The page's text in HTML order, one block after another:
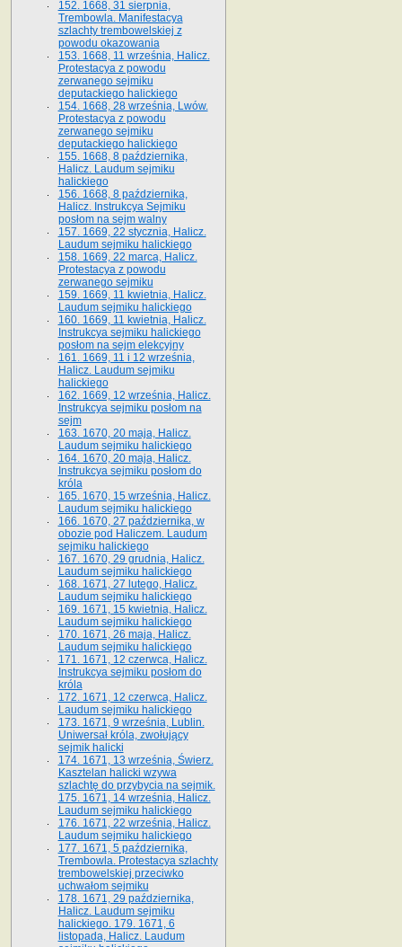
152. 1668, 31 sierpnia,
Trembowla. Manifestacya
szlachty trembowelskiej z
powodu okazowania
153. 1668, 11 września, Halicz.
Protestacya z powodu
zerwanego sejmiku
deputackiego halickiego
154. 1668, 28 września, Lwów.
Protestacya z powodu
zerwanego sejmiku
deputackiego halickiego
155. 1668, 8 października,
Halicz. Laudum sejmiku
halickiego
156. 1668, 8 października,
Halicz. Instrukcya Sejmiku
posłom na sejm walny
157. 1669, 22 stycznia, Halicz.
Laudum sejmiku halickiego
158. 1669, 22 marca, Halicz.
Protestacya z powodu
zerwanego sejmiku
159. 1669, 11 kwietnia, Halicz.
Laudum sejmiku halickiego
160. 1669, 11 kwietnia, Halicz.
Instrukcya sejmiku halickiego
posłom na sejm elekcyjny
161. 1669, 11 i 12 września,
Halicz. Laudum sejmiku
halickiego
162. 1669, 12 września, Halicz.
Instrukcya sejmiku posłom na
sejm
163. 1670, 20 maja, Halicz.
Laudum sejmiku halickiego
164. 1670, 20 maja, Halicz.
Instrukcya sejmiku posłom do
króla
165. 1670, 15 września, Halicz.
Laudum sejmiku halickiego
166. 1670, 27 października, w
obozie pod Haliczem. Laudum
sejmiku halickiego
167. 1670, 29 grudnia, Halicz.
Laudum sejmiku halickiego
168. 1671, 27 lutego, Halicz.
Laudum sejmiku halickiego
169. 1671, 15 kwietnia, Halicz.
Laudum sejmiku halickiego
170. 1671, 26 maja, Halicz.
Laudum sejmiku halickiego
171. 1671, 12 czerwca, Halicz.
Instrukcya sejmiku posłom do
króla
172. 1671, 12 czerwca, Halicz.
Laudum sejmiku halickiego
173. 1671, 9 września, Lublin.
Uniwersał króla, zwołujący
sejmik halicki
174. 1671, 13 września, Świerz.
Kasztelan halicki wzywa
szlachtę do przybycia na sejmik.
175. 1671, 14 września, Halicz.
Laudum sejmiku halickiego
176. 1671, 22 września, Halicz.
Laudum sejmiku halickiego
177. 1671, 5 października,
Trembowla. Protestacya szlachty
trembowelskiej przeciwko
uchwałom sejmiku
178. 1671, 29 października,
Halicz. Laudum sejmiku
halickiego. 179. 1671, 6
listopada, Halicz. Laudum